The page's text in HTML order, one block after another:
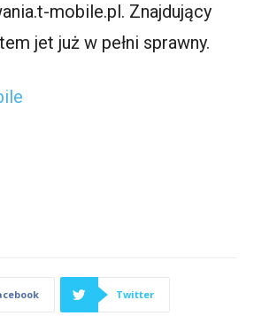
mobile.pl. Znajdujący
jet już w pełni sprawny.
Twitter